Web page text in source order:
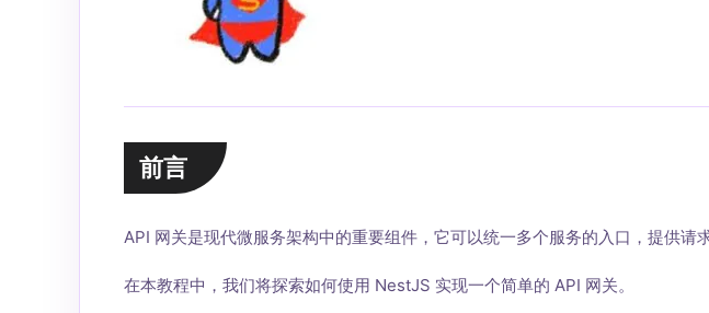
前言
API 网关是现代微服务架构中的重要组件，它可以统一多个服务的入口，提供请
在本教程中，我们将探索如何使用 NestJS 实现一个简单的 API 网关。